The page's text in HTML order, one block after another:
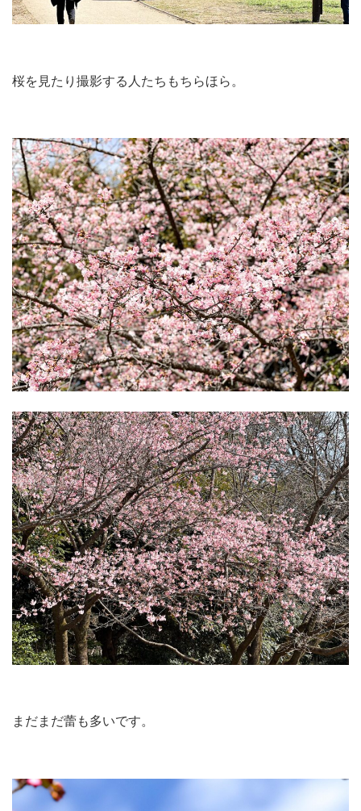
桜を見たり撮影する人たちもちらほら。
まだまだ蕾も多いです。